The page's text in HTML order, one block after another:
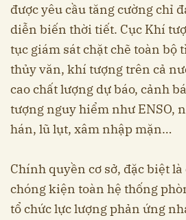
được yêu cầu tăng cường chỉ
diễn biến thời tiết. Cục Khí
tục giám sát chặt chẽ toàn
thủy văn, khí tượng trên cả
cao chất lượng dự báo, cảnh
tượng nguy hiểm như ENSO,
hán, lũ lụt, xâm nhập mặn…
Chính quyền cơ sở, đặc biệt
chóng kiện toàn hệ thống
tổ chức lực lượng phản ứng